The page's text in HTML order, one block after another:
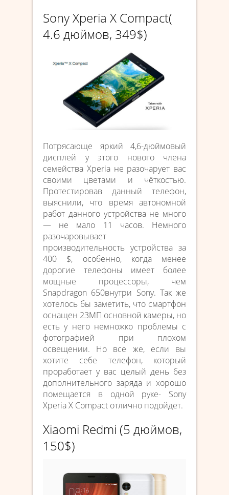
Sony Xperia X Compact(
4.6 дюймов, 349$)
Потрясающе яркий 4,6-дюймовый
дисплей у этого нового члена
семейства Xperia не разочарует вас
своими цветами и чёткостью.
Протестировав данный телефон,
выяснили, что время автономной
работ данного устройства не много
— не мало 11 часов. Немного
разочаровывает
производительность устройства за
400 $, особенно, когда менее
дорогие телефоны имеет более
мощные процессоры, чем
Snapdragon 650внутри Sony. Так же
хотелось бы заметить, что смартфон
оснащен 23МП основной камеры, но
есть у него немножко проблемы с
фотографией при плохом
освещении. Но все же, если вы
хотите себе телефон, который
проработает у вас целый день без
дополнительного заряда и хорошо
помещается в одной руке- Sony
Xperia X Compact отлично подойдет.
Xiaomi Redmi (5 дюймов,
150$)